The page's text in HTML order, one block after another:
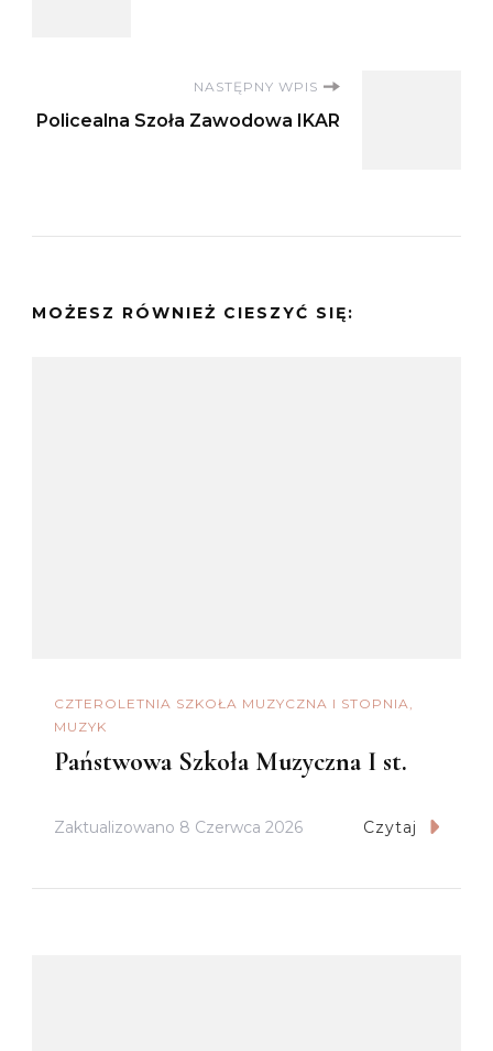
NASTĘPNY WPIS
Policealna Szoła Zawodowa IKAR
MOŻESZ RÓWNIEŻ CIESZYĆ SIĘ:
CZTEROLETNIA SZKOŁA MUZYCZNA I STOPNIA
MUZYK
Państwowa Szkoła Muzyczna I st.
Zaktualizowano 8 Czerwca 2026 Czytaj